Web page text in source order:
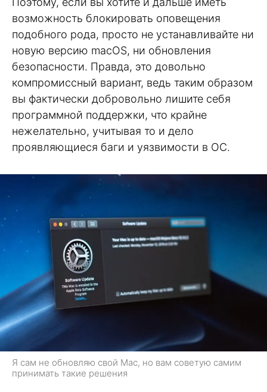
возможность блокировать оповещения
подобного рода, просто не устанавливайте ни
новую версию macOS, ни обновления
безопасности. Правда, это довольно
компромиссный вариант, ведь таким образом
вы фактически добровольно лишите себя
программной поддержки, что крайне
нежелательно, учитывая то и дело
проявляющиеся баги и уязвимости в ОС.
Я сам не обновляю свой Mac, но вам советую самим
принимать такие решения